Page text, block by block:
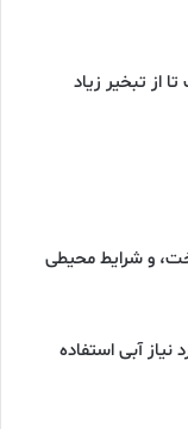
از تبخیر زیاد
و شرایط محیطی
نیاز آبی استفاده